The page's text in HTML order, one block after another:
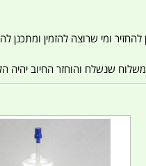
ומי שרוצה להזמין ומתכנן
שנשלח והוחזר החיוב יהיה